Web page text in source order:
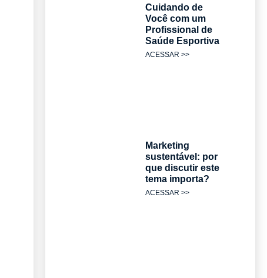
Cuidando de
Você com um
Profissional de
Saúde Esportiva
ACESSAR >>
Marketing
sustentável: por
que discutir este
tema importa?
ACESSAR >>